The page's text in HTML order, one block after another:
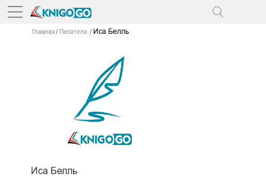
Главная Писатели Иса Белль
Иса Белль